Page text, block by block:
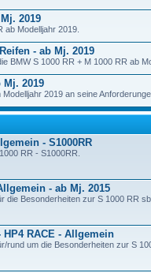
2019
ab Modelljahr 2019.
- ab Mj. 2019
BMW S 1000 RR + M 1000 RR ab
Mj. 2019
2019 an seine
- S1000RR
RR - S1000RR.
- ab Mj. 2015
die Besonderheiten zur S 1000 RR
HP4 RACE - Allgemein
rund um die Besonderheiten zur S